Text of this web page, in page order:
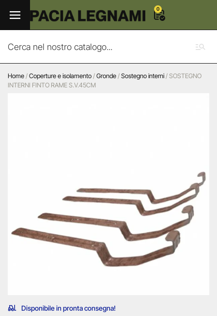
0
Home/Coperture e isolamento/Gronde/Sostegno interni/ SOSTEGNO
INTERNI FINTO RAME S.V.45CM
Disponibile in pronta consegna!